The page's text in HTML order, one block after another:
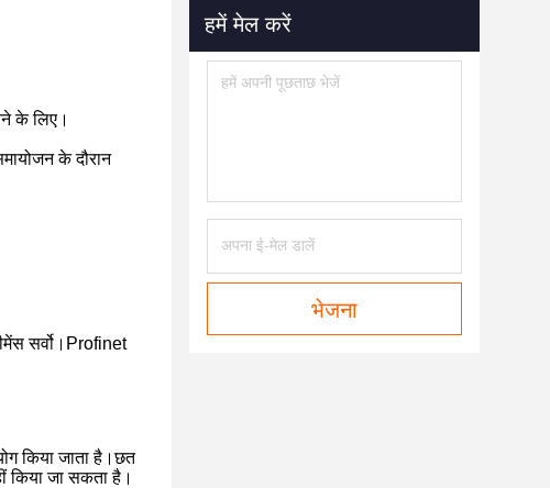
के लिए।
के दौरान
सर्वो।Profinet
किया जाता है।छत
किया जा सकता है।
हमें मेल करें
भेजना